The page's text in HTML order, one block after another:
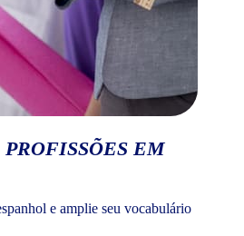
EM
e amplie seu vocabulário